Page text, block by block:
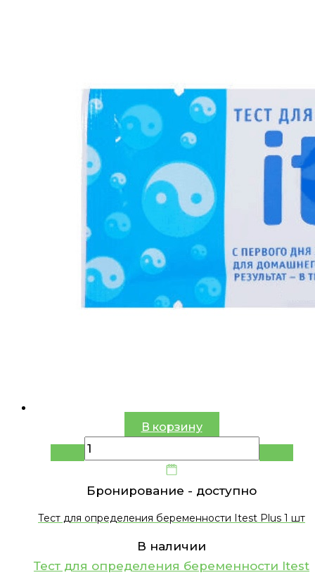
В корзину
Бронирование - доступно
Тест для определения беременности Itest Plus 1 шт
В наличии
Тест для определения беременности Itest